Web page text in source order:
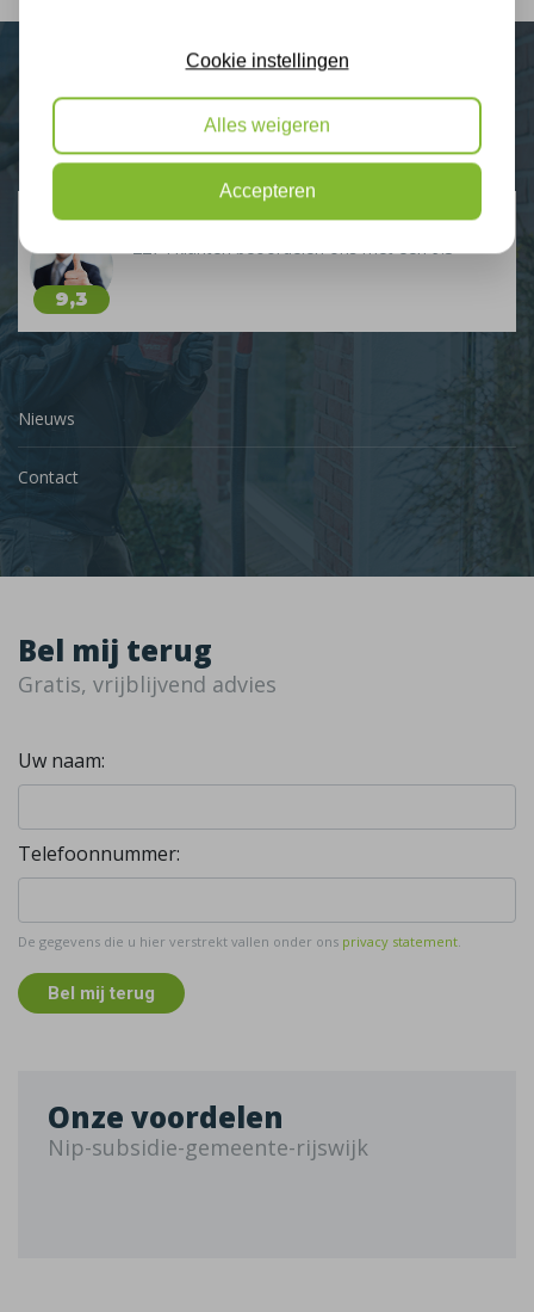
Plus Isolatie
Uw isolatie specialist
9,3
Klantbeoordelingen
2274 klanten beoordelen ons met een 9.3
Nieuws
Contact
Bel mij terug
Gratis, vrijblijvend advies
Uw naam:
Telefoonnummer:
De gegevens die u hier verstrekt vallen onder ons privacy statement.
Bel mij terug
Onze voordelen
Nip-subsidie-gemeente-rijswijk
Cookie instellingen
Alles weigeren
Accepteren